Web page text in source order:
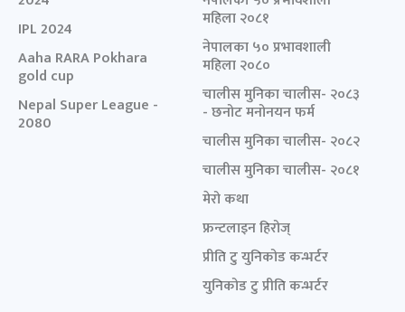
IPL 2024
Aaha RARA Pokhara
gold cup
Nepal Super League -
2080
महिला २०८१
नेपालका ५० प्रभावशाली
महिला २०८०
चालीस मुनिका चालीस- २०८३
- छनोट मनोनयन फर्म
चालीस मुनिका चालीस- २०८२
चालीस मुनिका चालीस- २०८१
मेरो कथा
फ्रन्टलाइन हिरोज्
प्रीति टु युनिकोड कन्भर्टर
युनिकोड टु प्रीति कन्भर्टर